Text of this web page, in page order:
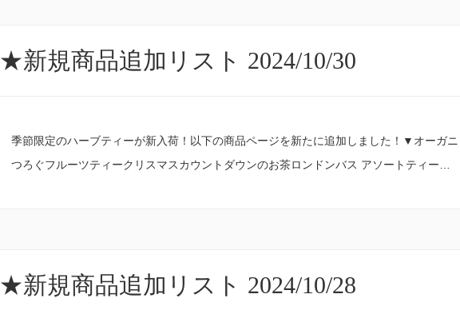
★新規商品追加リスト 2024/10/30
季節限定のハーブティーが新入荷！以下の商品ページを新たに追加しました！▼オーガ
つろぐフルーツティークリスマスカウントダウンのお茶ロンドンバス アソートティー…
★新規商品追加リスト 2024/10/28